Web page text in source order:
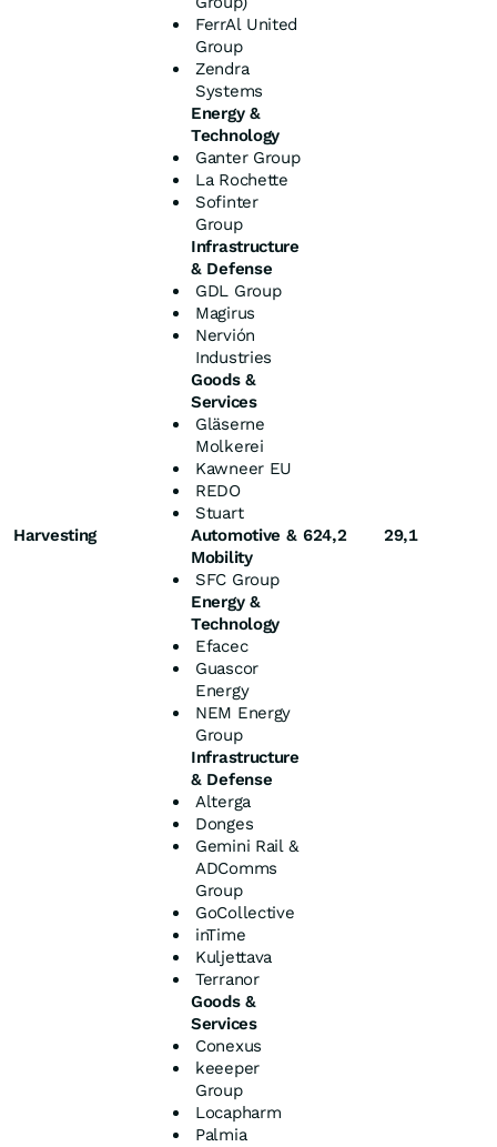
FerrAl United
Group
Zendra
Systems
Energy &
Technology
Ganter Group
La Rochette
Sofinter
Group
Infrastructure
& Defense
GDL Group
Magirus
Nervión
Industries
Goods &
Services
Gläserne
Molkerei
Kawneer EU
REDO
Stuart
Harvesting
Automotive &
Mobility
SFC Group
Energy &
Technology
Efacec
Guascor
Energy
NEM Energy
Group
Infrastructure
& Defense
Alterga
Donges
Gemini Rail &
ADComms
Group
GoCollective
inTime
Kuljettava
Terranor
Goods &
Services
Conexus
keeeper
Group
Locapharm
Palmia
624,2 29,1